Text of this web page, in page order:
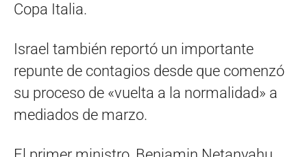
Copa Italia.
Israel también reportó un importante
repunte de contagios desde que comenzó
su proceso de «vuelta a la normalidad» a
mediados de marzo.